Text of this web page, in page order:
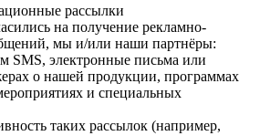
рассылки
на получение рекламно-
мы и/или наши партнёры:
SMS, электронные письма или
о нашей продукции, программах
и специальных
таких рассылок (например,